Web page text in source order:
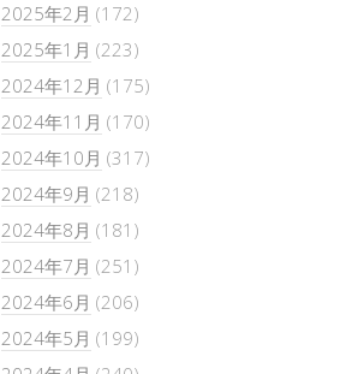
2025年2月 (172)
2025年1月 (223)
2024年12月 (175)
2024年11月 (170)
2024年10月 (317)
2024年9月 (218)
2024年8月 (181)
2024年7月 (251)
2024年6月 (206)
2024年5月 (199)